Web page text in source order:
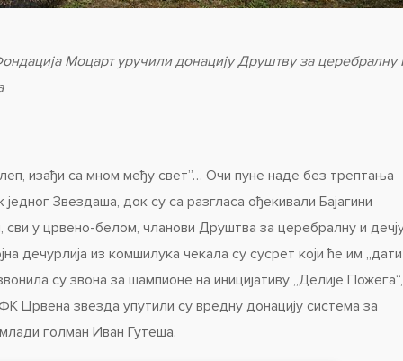
Моцарт уручили донацију Друштву за церебралну
изађи са мном међу свет”… Очи пуне наде без трептања
Звездаша, док су са разгласа ођекивали Бајагини
сви у црвено-белом, чланови Друштва за церебралну и
дечурлија из комшилука чекала су сусрет који ће им „дати
су звона за шампионе на иницијативу „Делије Пожега“,
Црвена звезда упутили су вредну донацију система за
голман Иван Гутеша.